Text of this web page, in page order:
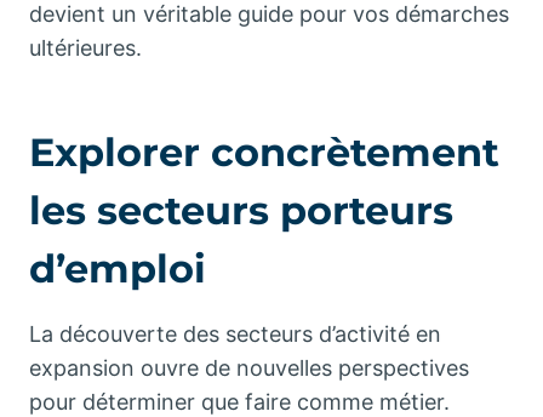
devient un véritable guide pour vos démarches
ultérieures.
Explorer concrètement
les secteurs porteurs
d’emploi
La découverte des secteurs d’activité en
expansion ouvre de nouvelles perspectives
pour déterminer que faire comme métier.